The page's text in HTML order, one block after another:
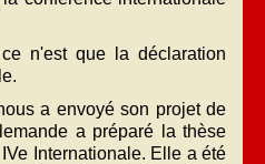
n'est que la déclaration
a envoyé son projet de
a préparé la thèse
Internationale. Elle a été